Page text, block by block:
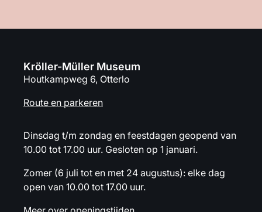
Kröller-Müller Museum
Houtkampweg 6, Otterlo
Route en parkeren
Dinsdag t/m zondag en feestdagen geopend van
10.00 tot 17.00 uur. Gesloten op 1 januari.
Zomer (6 juli tot en met 24 augustus): elke dag
open van 10.00 tot 17.00 uur.